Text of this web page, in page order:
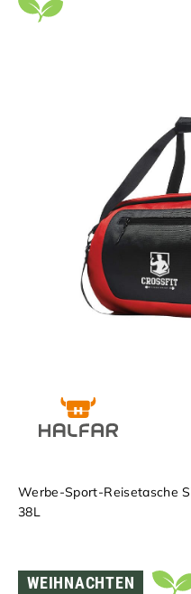
Werbe-Sport-Reisetasche
38L
WEIHNACHTEN